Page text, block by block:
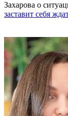
Захарова о
заставит себя